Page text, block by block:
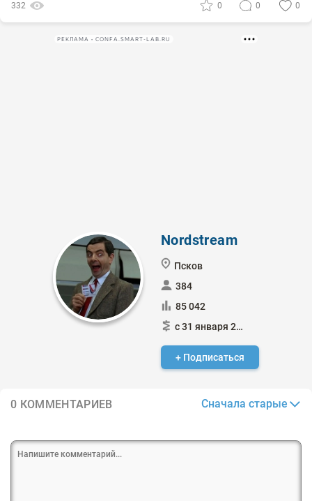
332 0 0 0
РЕКЛАМА • CONFA.SMART-LAB.RU
Nordstream
Псков
384
85 042
с 31 января 2015
+ Подписаться
0 КОММЕНТАРИЕВ Сначала старые